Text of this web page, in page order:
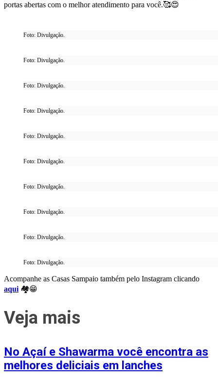
portas abertas com o melhor atendimento para você.🥰​😍​
Foto: Divulgação.
Foto: Divulgação.
Foto: Divulgação.
Foto: Divulgação.
Foto: Divulgação.
Foto: Divulgação.
Foto: Divulgação.
Foto: Divulgação.
Foto: Divulgação.
Foto: Divulgação.
Acompanhe as Casas Sampaio também pelo Instagram clicando
aqui 🏘😁
Veja mais
No Açaí e Shawarma você encontra as
melhores deliciais em lanches